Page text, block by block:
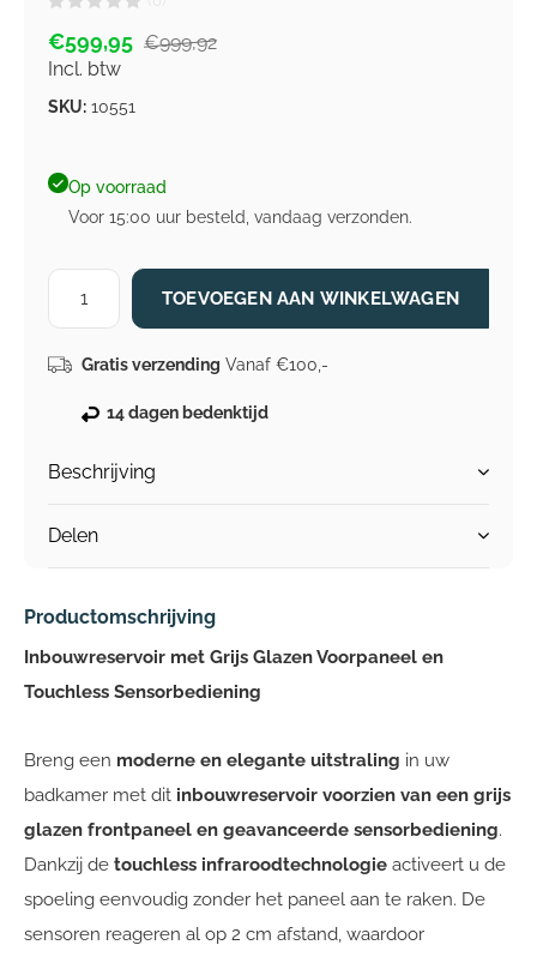
€599,95 €999,92
Incl. btw
SKU: 10551
Op voorraad
Voor 15:00 uur besteld, vandaag verzonden.
TOEVOEGEN AAN WINKELWAGEN
Gratis verzending Vanaf €100,-
14 dagen bedenktijd
Beschrijving
Delen
Productomschrijving
Inbouwreservoir met Grijs Glazen Voorpaneel en
Touchless Sensorbediening
Breng een moderne en elegante uitstraling in uw
badkamer met dit inbouwreservoir voorzien van een grijs
glazen frontpaneel en geavanceerde sensorbediening.
Dankzij de touchless infraroodtechnologie activeert u de
spoeling eenvoudig zonder het paneel aan te raken. De
sensoren reageren al op 2 cm afstand, waardoor